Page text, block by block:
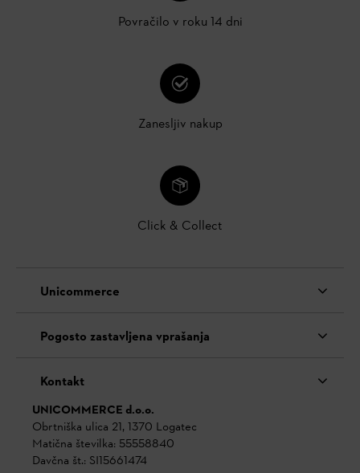
Povračilo v roku 14 dni
Zanesljiv nakup
Click & Collect
Unicommerce
Pogosto zastavljena vprašanja
Kontakt
UNICOMMERCE d.o.o.
Obrtniška ulica 21, 1370 Logatec
Matična številka: 55558840
Davčna št.: SI15661474